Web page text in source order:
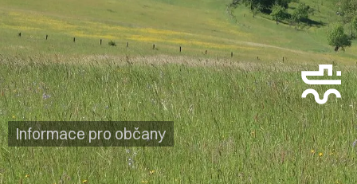
Informace pro občany